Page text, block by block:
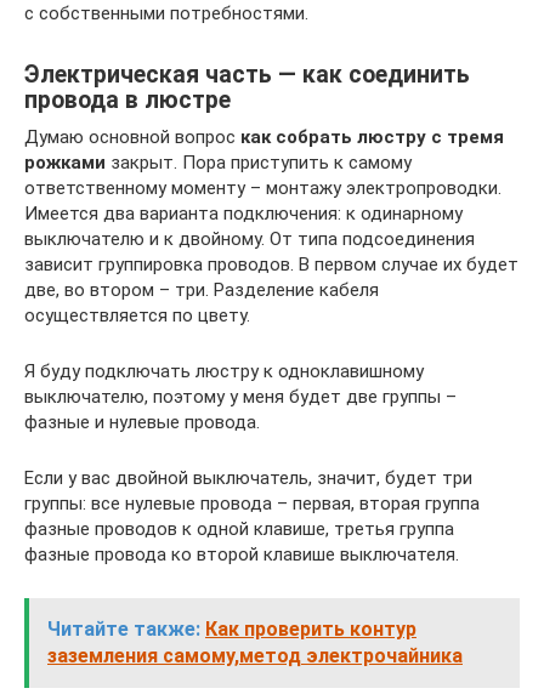
с собственными потребностями.
Электрическая часть — как соединить
провода в люстре
Думаю основной вопрос как собрать люстру с тремя
рожками закрыт. Пора приступить к самому
ответственному моменту – монтажу электропроводки.
Имеется два варианта подключения: к одинарному
выключателю и к двойному. От типа подсоединения
зависит группировка проводов. В первом случае их будет
две, во втором – три. Разделение кабеля
осуществляется по цвету.
Я буду подключать люстру к одноклавишному
выключателю, поэтому у меня будет две группы –
фазные и нулевые провода.
Если у вас двойной выключатель, значит, будет три
группы: все нулевые провода – первая, вторая группа
фазные проводов к одной клавише, третья группа
фазные провода ко второй клавише выключателя.
Читайте также: Как проверить контур
заземления самому,метод электрочайника